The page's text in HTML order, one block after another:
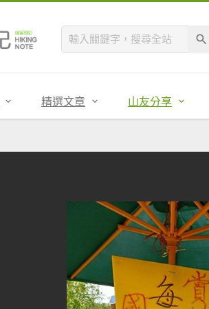
精選文章 山友分享